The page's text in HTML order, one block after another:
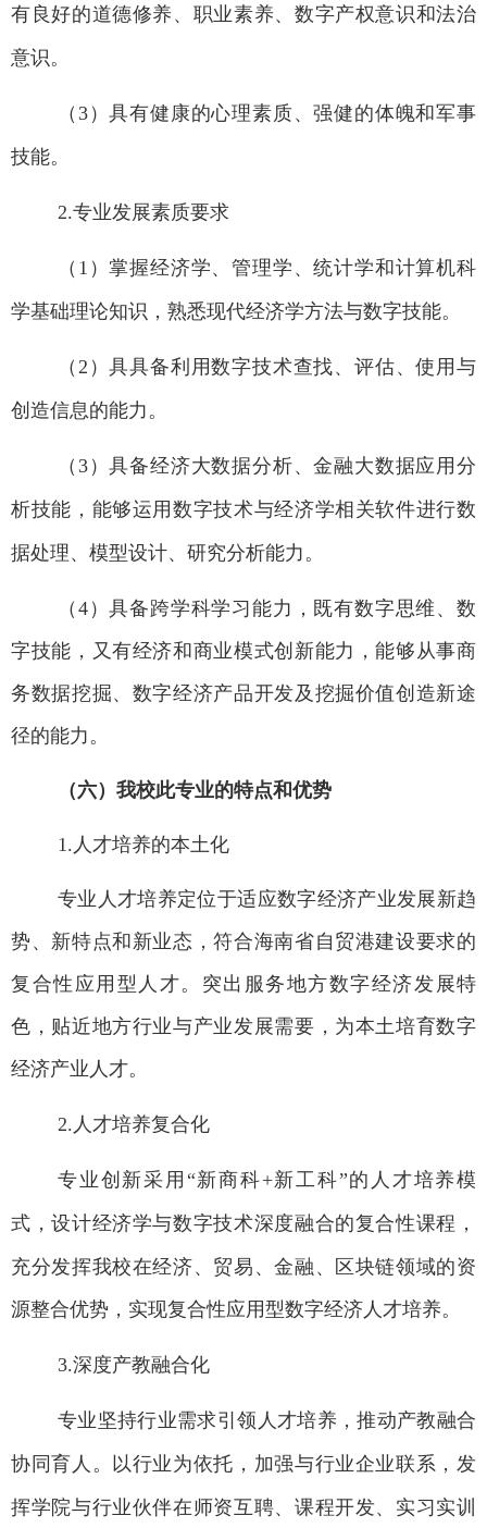
有良好的道德修养、职业素养、数字产权意识和法治
意识。
（3）具有健康的心理素质、强健的体魄和军事
技能。
2.专业发展素质要求
（1 ）掌握经济学、管理学、统计学和计算机科
学基础理论知识，熟悉现代经济学方法与数字技能。
（2 ）具具备利用数字技术查找、评估、使用与
创造信息的能力。
（3）具备经济大数据分析、金融大数据应用分
析技能，能够运用数字技术与经济学相关软件进行数
据处理、模型设计、研究分析能力。
（4）具备跨学科学习能力， 既有数字思维、数
字技能， 又有经济和商业模式创新能力，能够从事商
务数据挖掘、数字经济产品开发及挖掘价值创造新途
径的能力。
（六）我校此专业的特点和优势
1. 人才培养的本土化
专业人才培养定位于适应数字经济产业发展新趋
势、新特点和新业态，符合海南省自贸港建设要求的
复合性应用型人才。突出服务地方数字经济发展特
色，贴近地方行业与产业发展需要，为本土培育数字
经济产业人才。
2. 人才培养复合化
专业创新采用 “新商科+新工科”的人才培养模
式，设计经济学与数字技术深度融合的复合性课程，
充分发挥我校在经济、贸易、金融 、区块链领域的资
源整合优势，实现复合性应用型数字经济人才培养。
3.深度产教融合化
专业坚持行业需求引领人才培养，推动产教融合
协同育人。以行业为依托，加强与行业企业联系，发
挥学院与行业伙伴在师资互聘、课程开发、实习实训